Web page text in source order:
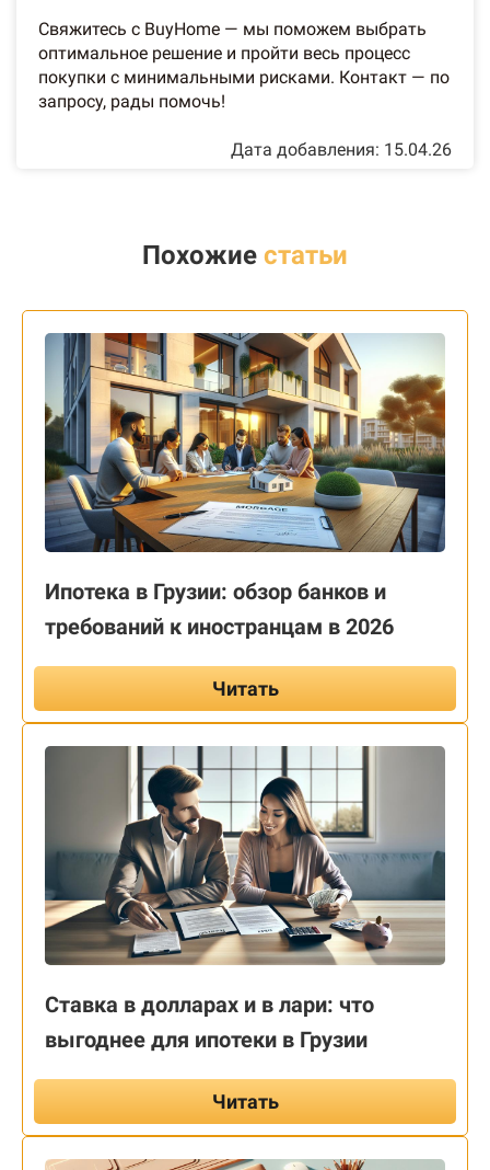
Свяжитесь с BuyHome — мы поможем выбрать
оптимальное решение и пройти весь процесс
покупки с минимальными рисками. Контакт — по
запросу, рады помочь!
Дата добавления: 15.04.26
Похожие статьи
Ипотека в Грузии: обзор банков и
требований к иностранцам в 2026
Читать
Ставка в долларах и в лари: что
выгоднее для ипотеки в Грузии
Читать